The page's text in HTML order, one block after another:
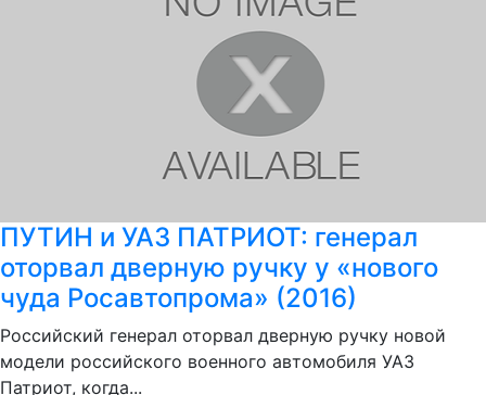
ПУТИН и УАЗ ПАТРИОТ: генерал
оторвал дверную ручку у «нового
чуда Росавтопрома» (2016)
Российский генерал оторвал дверную ручку новой
модели российского военного автомобиля УАЗ
Патриот, когда...